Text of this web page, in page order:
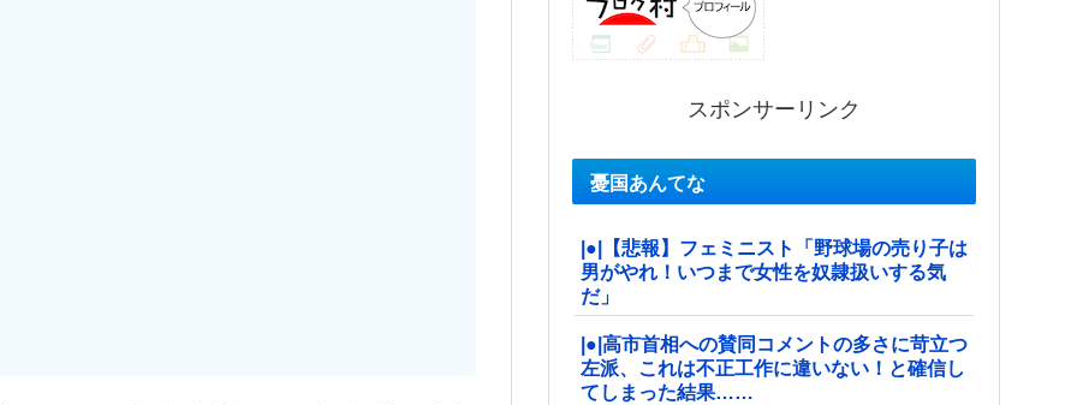
スポンサーリンク
憂国あんてな
|●|【悲報】フェミニスト「野球場の売り子は
男がやれ！いつまで女性を奴隷扱いする気
だ」
|●|高市首相への賛同コメントの多さに苛立つ
左派、これは不正工作に違いない！と確信し
てしまった結果……